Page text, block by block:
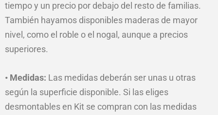
tiempo y un precio por debajo del resto de familias.
También hayamos disponibles maderas de mayor
nivel, como el roble o el nogal, aunque a precios
superiores.
• Medidas: Las medidas deberán ser unas u otras
según la superficie disponible. Si las eliges
desmontables en Kit se compran con las medidas